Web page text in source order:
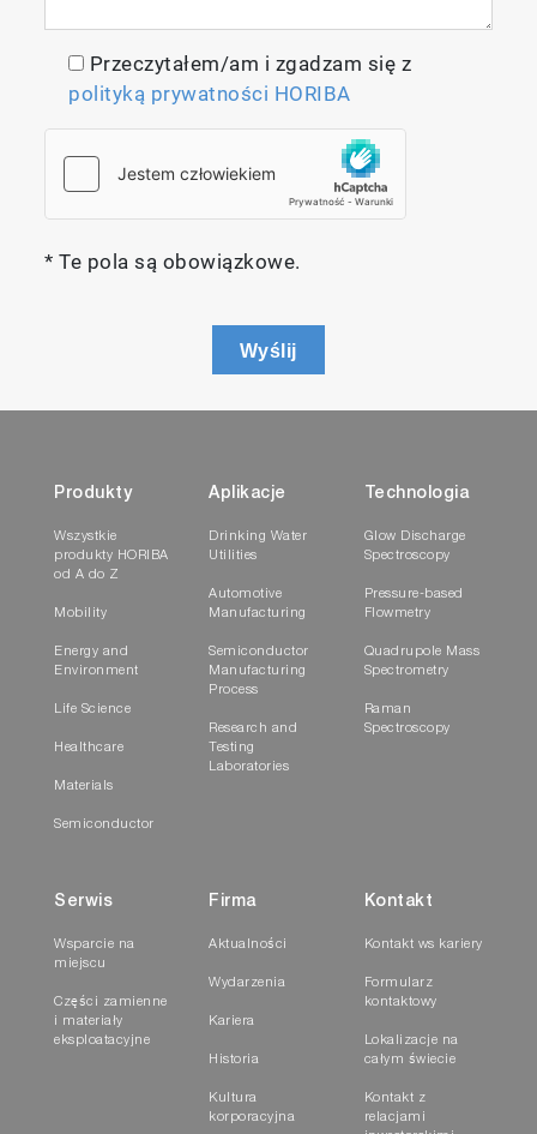
Przeczytałem/am i zgadzam się z
polityką prywatności HORIBA
* Te pola są obowiązkowe.
Wyślij
Produkty
Wszystkie
produkty HORIBA
od A do Z
Mobility
Energy and
Environment
Life Science
Healthcare
Materials
Semiconductor
Aplikacje
Drinking Water
Utilities
Automotive
Manufacturing
Semiconductor
Manufacturing
Process
Research and
Testing
Laboratories
Technologia
Glow Discharge
Spectroscopy
Pressure-based
Flowmetry
Quadrupole Mass
Spectrometry
Raman
Spectroscopy
Serwis
Wsparcie na
miejscu
Części zamienne
i materiały
eksploatacyjne
Firma
Aktualności
Wydarzenia
Kariera
Historia
Kultura
korporacyjna
Kontakt
Kontakt ws kariery
Formularz
kontaktowy
Lokalizacje na
całym świecie
Kontakt z
relacjami